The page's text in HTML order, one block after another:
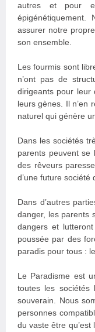
autres et pour
assurer notre
son ensemble.
Les fourmis sont
n’ont pas de
dirigeants pour leur
leurs gènes. Il n’en
naturel qui génère
Dans les sociétés
parents peuvent se
des rêveurs
d’une future société
Dans d’autres
danger, les parents
dangers et
poussée par des
paradis pour tous :
Le Paradisme est
toutes les sociétés
souverain. Nous
personnes
du vaste être